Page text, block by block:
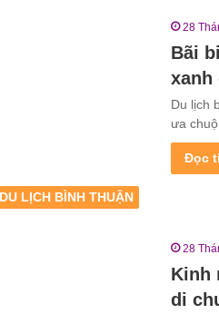
DU LỊCH BÌNH THUẬN
28
Bãi
xanh
Du lịch
ưa
Đọc
28
Kinh
di